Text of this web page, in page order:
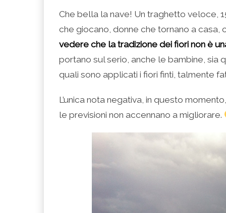
Che bella la nave! Un traghetto veloce,
che giocano, donne che tornano a casa,
vedere che la tradizione dei fiori non è
portano sul serio, anche le bambine,
quali sono applicati i fiori finti, talmente
L’unica nota negativa, in questo
le previsioni non accennano a migliorare.